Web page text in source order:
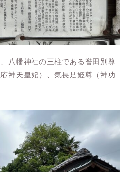
八幡神社の三柱である誉田別尊
神天皇妃）、気長足姫尊（神功